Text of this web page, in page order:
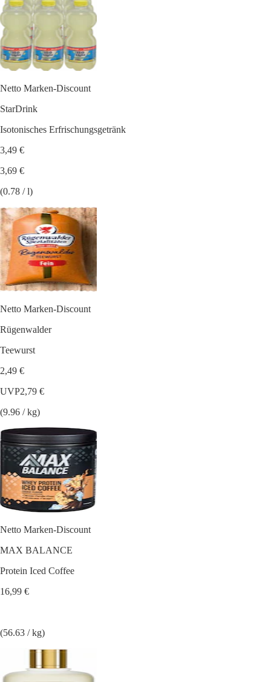
Netto Marken-Discount
StarDrink
Isotonisches Erfrischungsgetränk
3,49 €
3,69 €
(0.78 / l)
Netto Marken-Discount
Rügenwalder
Teewurst
2,49 €
UVP2,79 €
(9.96 / kg)
Netto Marken-Discount
MAX BALANCE
Protein Iced Coffee
16,99 €
(56.63 / kg)